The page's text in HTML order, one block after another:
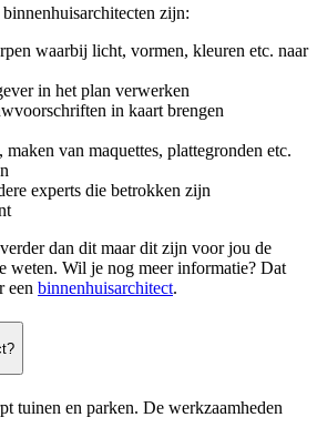
zijn:
waarbij licht, vormen, kleuren etc. naar
in het plan verwerken
in kaart brengen
maken van maquettes, plattegronden etc.
experts die betrokken zijn
dan dit maar dit zijn voor jou de
weten. Wil je nog meer informatie? Dat
een binnenhuisarchitect.
tuinen en parken. De werkzaamheden